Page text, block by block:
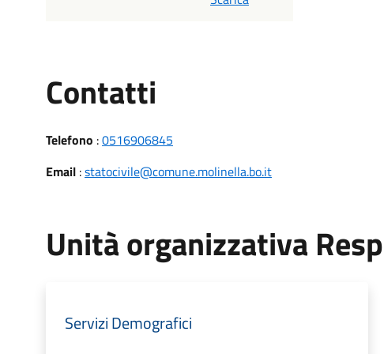
Contatti
Telefono :0516906845
Email:statocivile@comune.molinella.bo.it
Unità organizzativa
Servizi Demografici